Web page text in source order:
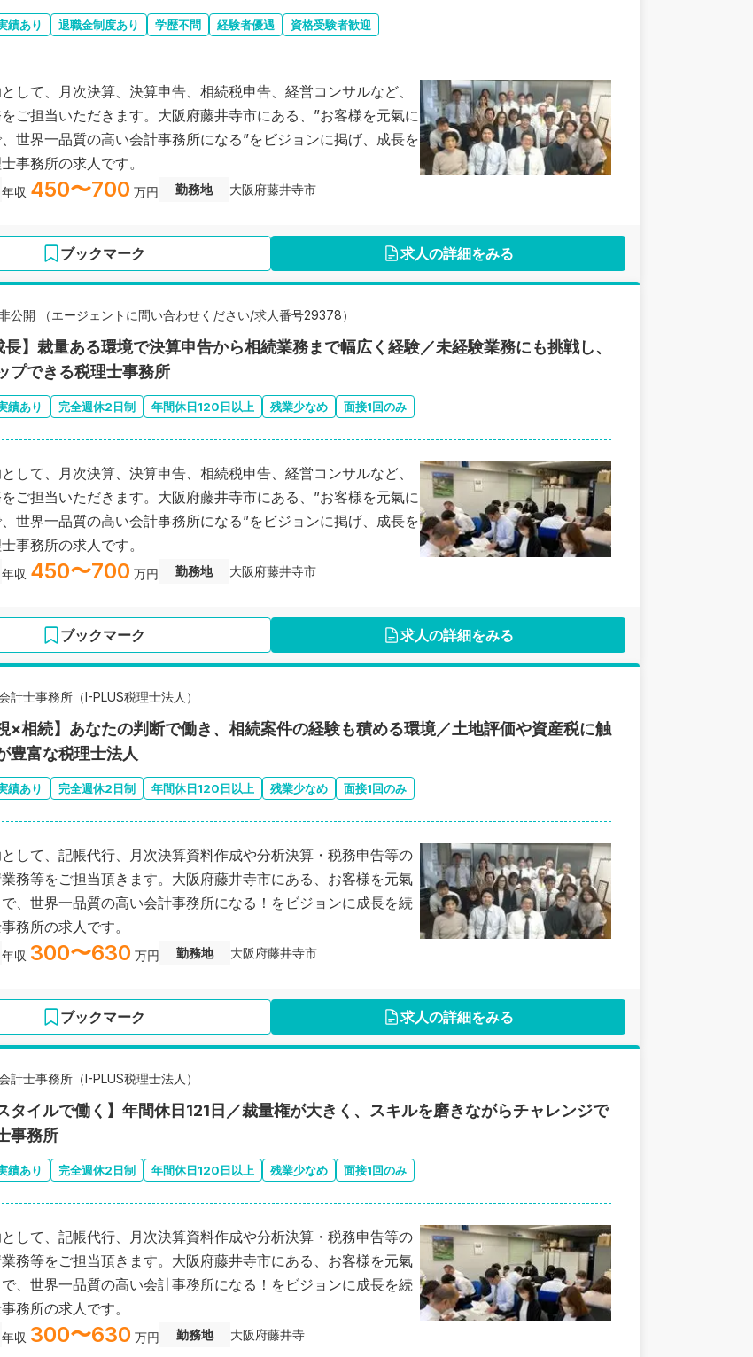
績あり 退職金制度あり 学歴不問 経験者優遇 資格受験者歓迎
して、月次決算、決算申告、相続税申告、経営コンサルなど、
ご担当いただきます。大阪府藤井寺市にある、”お客様を元氣に
世界一品質の高い会計事務所になる”をビジョンに掲げ、成長を
事務所の求人です。
年収 450〜700 万円 勤務地 大阪府藤井寺市
ブックマーク 求人の詳細をみる
公開 （エージェントに問い合わせください/求人番号29378）
長】裁量ある環境で決算申告から相続業務まで幅広く経験／未経験業務にも挑戦し、
プできる税理士事務所
績あり 完全週休2日制 年間休日120日以上 残業少なめ 面接1回のみ
して、月次決算、決算申告、相続税申告、経営コンサルなど、
ご担当いただきます。大阪府藤井寺市にある、”お客様を元氣に
世界一品質の高い会計事務所になる”をビジョンに掲げ、成長を
事務所の求人です。
年収 450〜700 万円 勤務地 大阪府藤井寺市
ブックマーク 求人の詳細をみる
計士事務所（I-PLUS税理士法人）
×相続】あなたの判断で働き、相続案件の経験も積める環境／土地評価や資産税に触
豊富な税理士法人
績あり 完全週休2日制 年間休日120日以上 残業少なめ 面接1回のみ
して、記帳代行、月次決算資料作成や分析決算・税務申告等の
務等をご担当頂きます。大阪府藤井寺市にある、お客様を元氣
、世界一品質の高い会計事務所になる！をビジョンに成長を続
務所の求人です。
年収 300〜630 万円 勤務地 大阪府藤井寺市
ブックマーク 求人の詳細をみる
計士事務所（I-PLUS税理士法人）
タイルで働く】年間休日121日／裁量権が大きく、スキルを磨きながらチャレンジで
事務所
績あり 完全週休2日制 年間休日120日以上 残業少なめ 面接1回のみ
して、記帳代行、月次決算資料作成や分析決算・税務申告等の
務等をご担当頂きます。大阪府藤井寺市にある、お客様を元氣
、世界一品質の高い会計事務所になる！をビジョンに成長を続
務所の求人です。
年収 300〜630 万円 勤務地 大阪府藤井寺